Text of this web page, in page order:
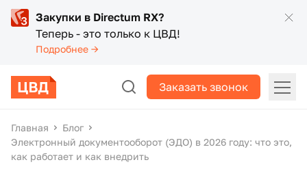
Закупки в Directum RX?
Теперь - это только к ЦВД!
Подробнее →
Заказать звонок
Главная
Блог
Электронный документооборот (ЭДО) в 2026 году: что это,
как работает и как внедрить